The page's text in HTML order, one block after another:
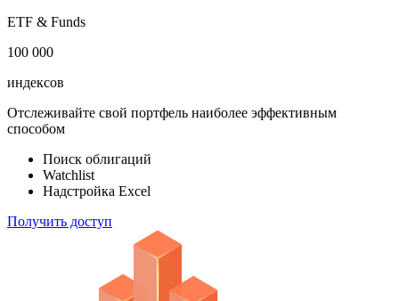
ETF & Funds
100 000
индексов
Отслеживайте свой портфель наиболее эффективным
способом
Поиск облигаций
Watchlist
Надстройка Excel
Получить доступ